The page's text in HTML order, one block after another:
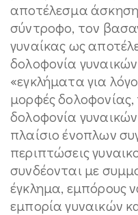
αποτέλεσμα
σύντροφο, τον
γυναίκας ως
δολοφονία
«εγκλήματα για
μορφές
δολοφονία
πλαίσιο ένοπλων
περιπτώσεις
συνδέονται με
έγκλημα, εμπόρους
εμπορία γυναικών